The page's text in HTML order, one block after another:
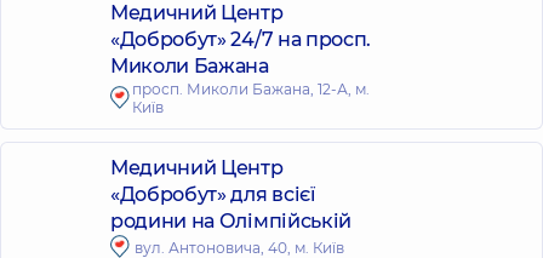
Медичний Центр
«Добробут» 24/7 на просп.
Миколи Бажана
просп. Миколи Бажана, 12-А, м.
Київ
Медичний Центр
«Добробут» для всієї
родини на Олімпійській
вул. Антоновича, 40, м. Київ